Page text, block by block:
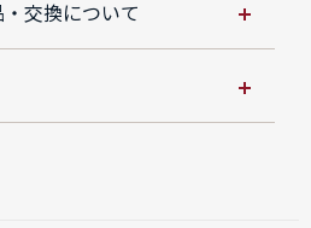
交換について